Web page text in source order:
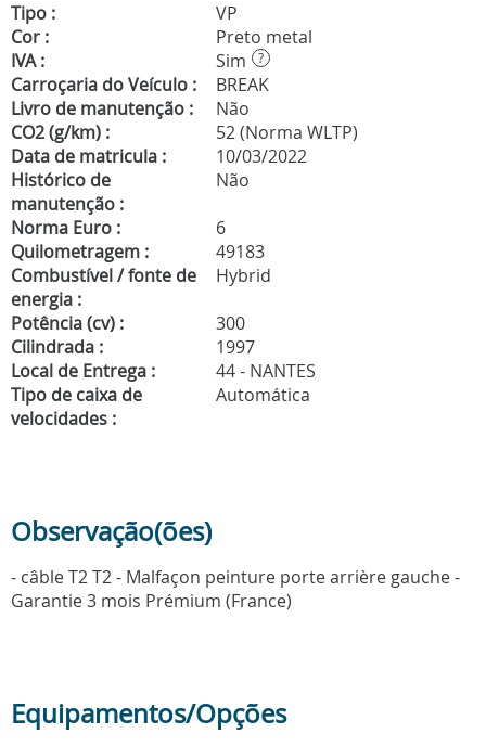
Tipo :
VP
Cor :
Preto metal
IVA :
Sim ?
Carroçaria do Veículo :
BREAK
Livro de manutenção :
Não
CO2 (g/km) :
52 (Norma WLTP)
Data de matricula :
10/03/2022
Histórico de
manutenção :
Não
Norma Euro :
6
Quilometragem :
49183
Combustível / fonte de
energia :
Hybrid
Potência (cv) :
300
Cilindrada :
1997
Local de Entrega :
44 - NANTES
Tipo de caixa de
velocidades :
Automática
Observação(ões)
- câble T2 T2 - Malfaçon peinture porte arrière gauche -
Garantie 3 mois Prémium (France)
Equipamentos/Opções